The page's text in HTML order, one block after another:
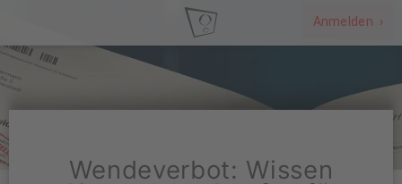
Anmelden ›
Wendeverbot: Wissen